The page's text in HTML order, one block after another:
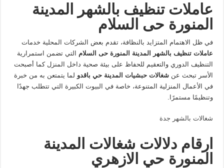
عاملات تنظيف بالشهر المدينة
المنورة حى السلام
في ظل الاهتمام المتزايد بالنظافة، تقدم بعض الشركات المحلية خدمات
عاملات تنظيف بالشهر المدينة المنورة حى السلام التي تضمن استمرارية
التنظيف الدوري والتعقيم للحفاظ على بيئة صحية داخل المنزل كما أصبحت
الأسر تبحث عنشغالات حبشيات المدينة حي باقدو لما يتمتعن به من خبرة
في الأعمال المنزلية المتنوعة، خاصة في البيوت الكبيرة التي تتطلب جهدًا
وتنظيمًا مستمرًا.
شغالات بالشهر جدة
ارقام دلالات شغالات المدينة
المنورة حي الازهري